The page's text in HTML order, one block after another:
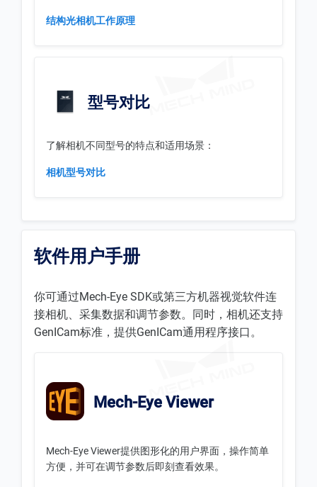
结构光相机工作原理
型号对比
了解相机不同型号的特点和适用场景：
相机型号对比
软件用户手册
你可通过Mech-Eye SDK或第三方机器视觉软件连
接相机、采集数据和调节参数。同时，相机还支持
GenICam标准，提供GenICam通用程序接口。
Mech-Eye Viewer
Mech-Eye Viewer提供图形化的用户界面，操作简单
方便，并可在调节参数后即刻查看效果。